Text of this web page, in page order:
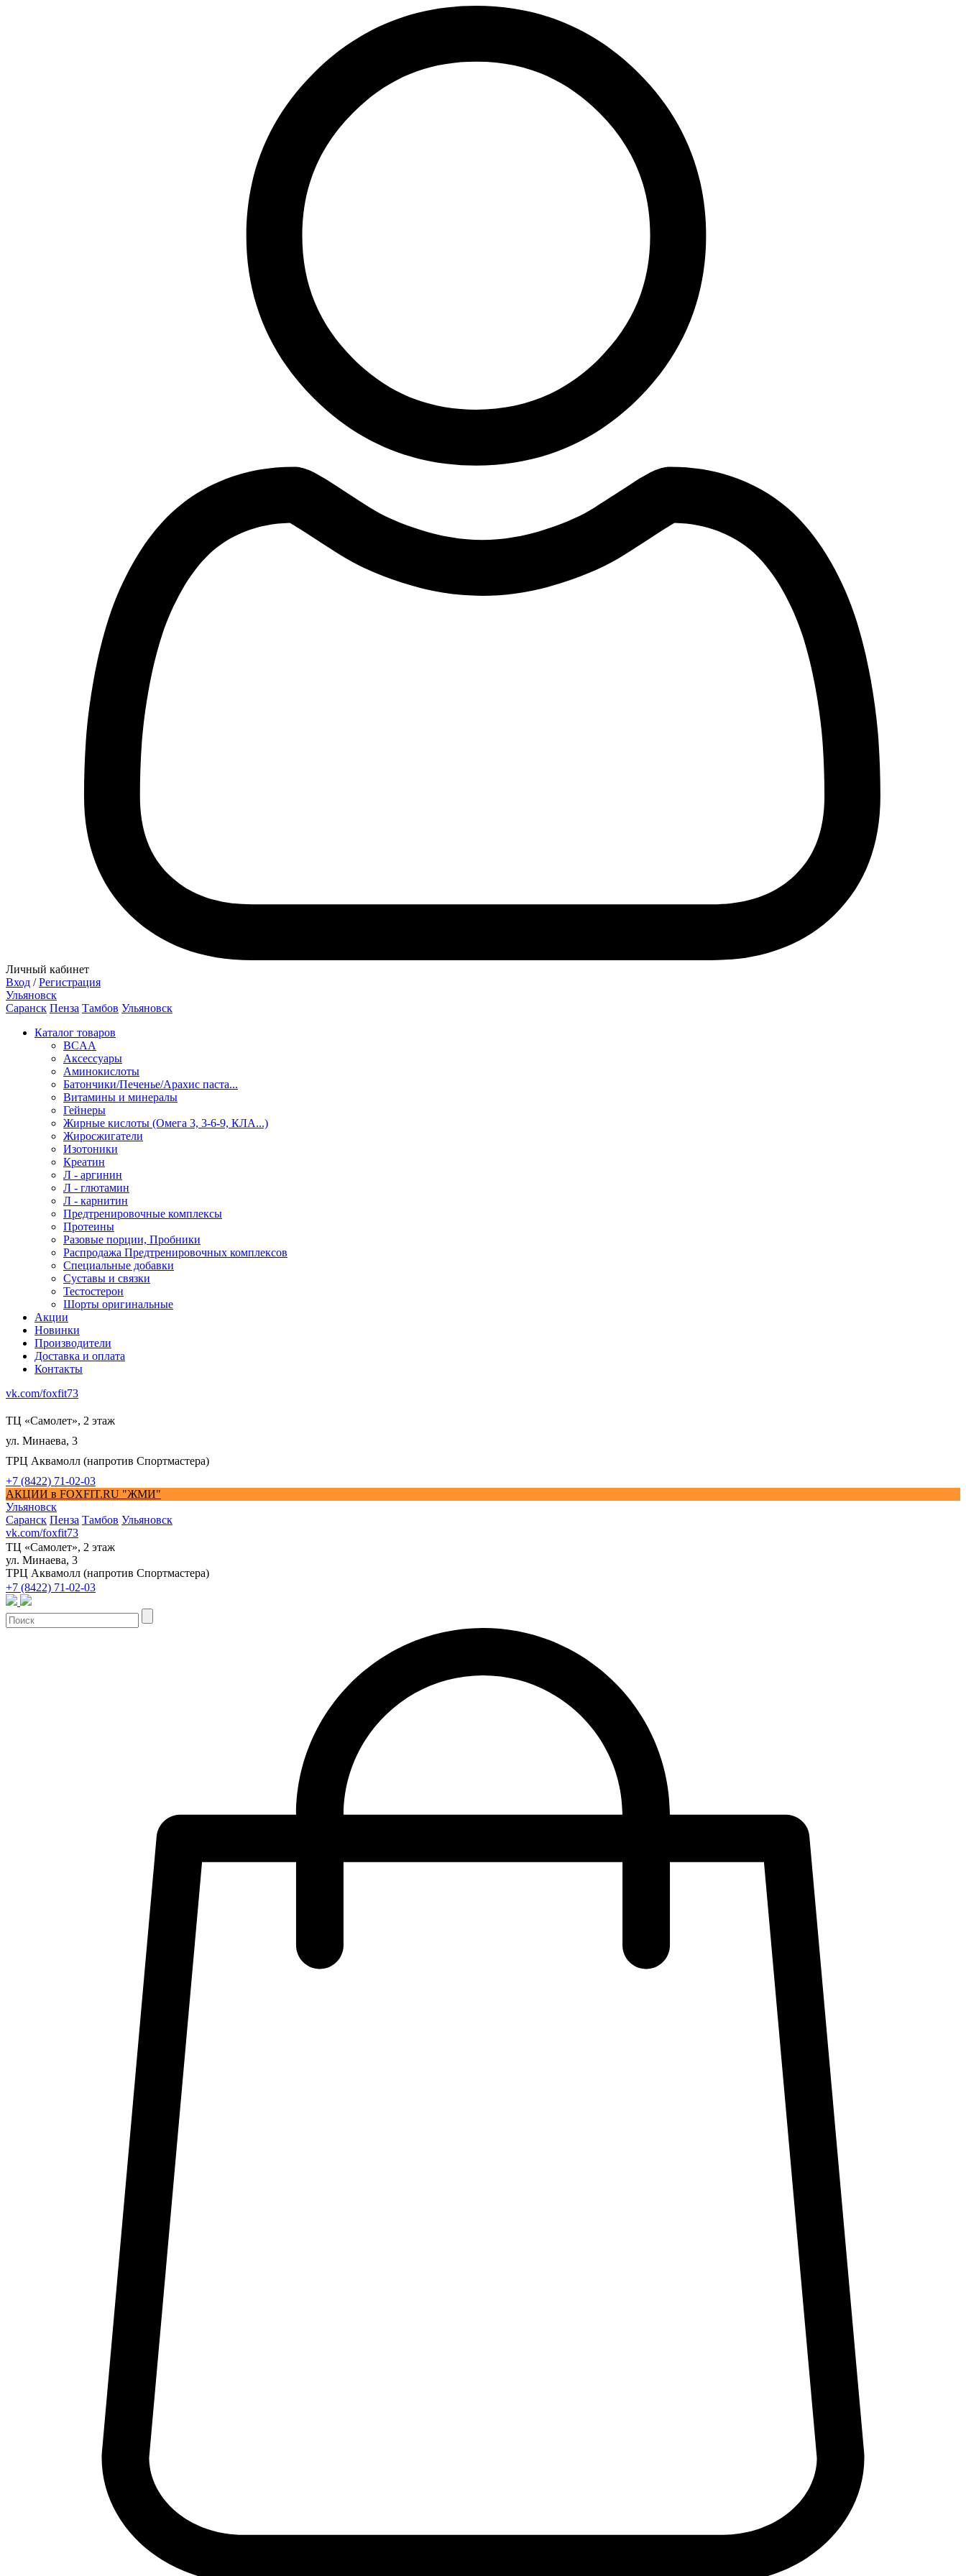
Личный кабинет
Вход / Регистрация
Ульяновск
Саранск Пенза Тамбов Ульяновск
Каталог товаров
BCAA
Аксессуары
Аминокислоты
Батончики/Печенье/Арахис паста...
Витамины и минералы
Гейнеры
Жирные кислоты (Омега 3, 3-6-9, КЛА...)
Жиросжигатели
Изотоники
Креатин
Л - аргинин
Л - глютамин
Л - карнитин
Предтренировочные комплексы
Протеины
Разовые порции, Пробники
Распродажа Предтренировочных комплексов
Специальные добавки
Суставы и связки
Тестостерон
Шорты оригинальные
Акции
Новинки
Производители
Доставка и оплата
Контакты
vk.com/foxfit73
ТЦ «Самолет», 2 этаж
ул. Минаева, 3
ТРЦ Аквамолл (напротив Спортмастера)
+7 (8422) 71-02-03
АКЦИИ в FOXFIT.RU "ЖМИ"
Ульяновск
Саранск Пенза Тамбов Ульяновск
vk.com/foxfit73
ТЦ «Самолет», 2 этаж
ул. Минаева, 3
ТРЦ Аквамолл (напротив Спортмастера)
+7 (8422) 71-02-03